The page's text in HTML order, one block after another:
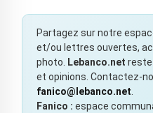
Partagez sur notre
et/ou lettres ouvertes,
photo. Lebanco.net reste
et opinions. Contactez-
fanico@lebanco.net.
Fanico : espace